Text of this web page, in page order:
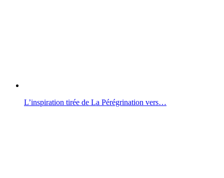
L’inspiration tirée de La Pérégrination vers…